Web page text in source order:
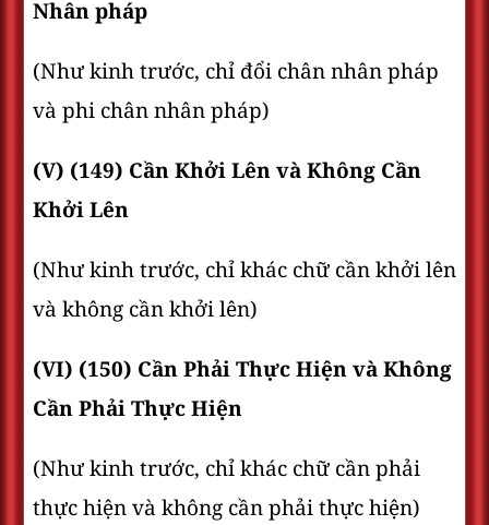
Nhân pháp
(Như kinh trước, chỉ đổi chân nhân pháp
và phi chân nhân pháp)
(V) (149) Cần Khởi Lên và Không Cần
Khởi Lên
(Như kinh trước, chỉ khác chữ cần khởi lên
và không cần khởi lên)
(VI) (150) Cần Phải Thực Hiện và Không
Cần Phải Thực Hiện
(Như kinh trước, chỉ khác chữ cần phải
thực hiện và không cần phải thực hiện)